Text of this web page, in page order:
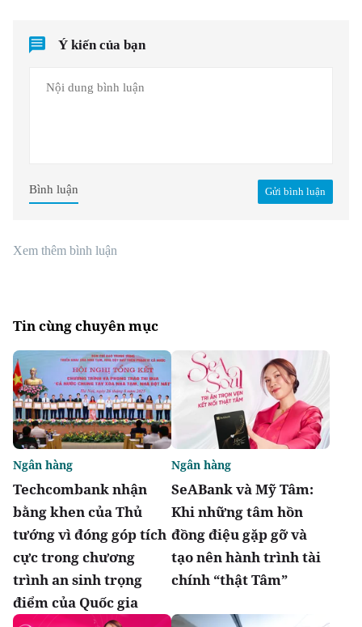
Ý kiến của bạn
Gửi bình luận
Bình luận
Xem thêm bình luận
Tin cùng chuyên mục
Techcombank nhận
bằng khen của Thủ
tướng vì đóng góp tích
cực trong chương
trình an sinh trọng
điểm của Quốc gia
Ngân hàng
SeABank và Mỹ Tâm:
Khi những tâm hồn
đồng điệu gặp gỡ và
tạo nên hành trình tài
chính “thật Tâm”
Ngân hàng